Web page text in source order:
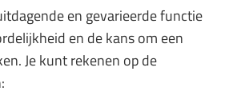
en gevarieerde functie
en de kans om een
Je kunt rekenen op de